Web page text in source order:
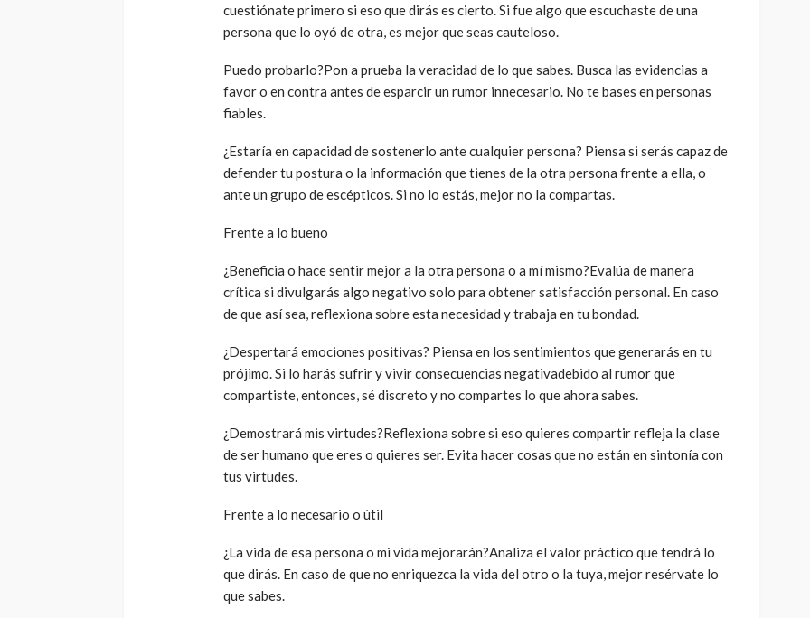
cuestiónate primero si eso que dirás es cierto. Si fue algo que escuchaste de una
persona que lo oyó de otra, es mejor que seas cauteloso.
Puedo probarlo?Pon a prueba la veracidad de lo que sabes. Busca las evidencias a
favor o en contra antes de esparcir un rumor innecesario. No te bases en personas
fiables.
¿Estaría en capacidad de sostenerlo ante cualquier persona? Piensa si serás capaz de
defender tu postura o la información que tienes de la otra persona frente a ella, o
ante un grupo de escépticos. Si no lo estás, mejor no la compartas.
Frente a lo bueno
¿Beneficia o hace sentir mejor a la otra persona o a mí mismo?Evalúa de manera
crítica si divulgarás algo negativo solo para obtener satisfacción personal. En caso
de que así sea, reflexiona sobre esta necesidad y trabaja en tu bondad.
¿Despertará emociones positivas? Piensa en los sentimientos que generarás en tu
prójimo. Si lo harás sufrir y vivir consecuencias negativadebido al rumor que
compartiste, entonces, sé discreto y no compartes lo que ahora sabes.
¿Demostrará mis virtudes?Reflexiona sobre si eso quieres compartir refleja la clase
de ser humano que eres o quieres ser. Evita hacer cosas que no están en sintonía con
tus virtudes.
Frente a lo necesario o útil
¿La vida de esa persona o mi vida mejorarán?Analiza el valor práctico que tendrá lo
que dirás. En caso de que no enriquezca la vida del otro o la tuya, mejor resérvate lo
que sabes.